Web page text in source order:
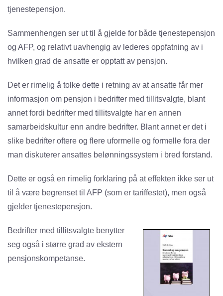
tjenestepensjon.
Sammenhengen ser ut til å gjelde for både tjenestepensjon
og AFP, og relativt uavhengig av lederes oppfatning av i
hvilken grad de ansatte er opptatt av pensjon.
Det er rimelig å tolke dette i retning av at ansatte får mer
informasjon om pensjon i bedrifter med tillitsvalgte, blant
annet fordi bedrifter med tillitsvalgte har en annen
samarbeidskultur enn andre bedrifter. Blant annet er det i
slike bedrifter oftere og flere uformelle og formelle fora der
man diskuterer ansattes belønningssystem i bred forstand.
Dette er også en rimelig forklaring på at effekten ikke ser ut
til å være begrenset til AFP (som er tariffestet), men også
gjelder tjenestepensjon.
Bedrifter med tillitsvalgte benytter
seg også i større grad av ekstern
pensjonskompetanse.